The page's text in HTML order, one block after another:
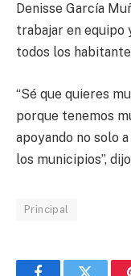
Denisse García
trabajar en equipo
todos los
“Sé que quieres
porque tenemos
apoyando no solo
los municipios”,
Principal